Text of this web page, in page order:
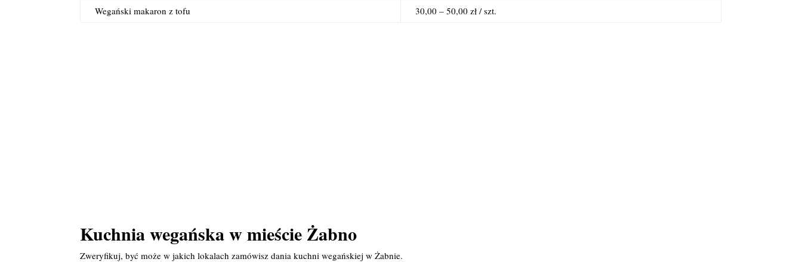
Wegański makaron z tofu
30,00 – 50,00 zł / szt.
Kuchnia wegańska w mieście Żabno
Zweryfikuj, być może w jakich lokalach zamówisz dania kuchni wegańskiej w Żabnie.